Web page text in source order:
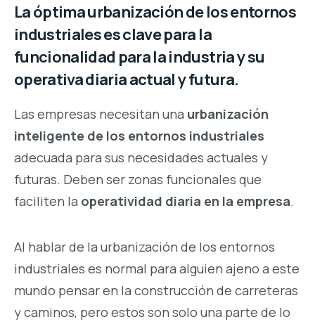
La óptima urbanización de los entornos
industriales es clave para la
funcionalidad para la industria y su
operativa diaria actual y futura.
Las empresas necesitan una urbanización
inteligente de los entornos industriales
adecuada para sus necesidades actuales y
futuras. Deben ser zonas funcionales que
faciliten la operatividad diaria en la empresa.
Al hablar de la urbanización de los entornos
industriales es normal para alguien ajeno a este
mundo pensar en la construcción de carreteras
y caminos, pero estos son solo una parte de lo